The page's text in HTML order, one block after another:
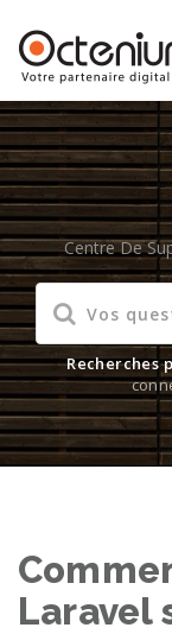
Centre De
Recherches
Laravel